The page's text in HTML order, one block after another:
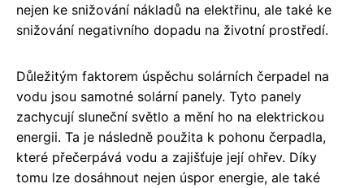
nejen ke snižování nákladů na elektřinu, ale také ke
snižování negativního dopadu na životní prostředí.
Důležitým faktorem úspěchu solárních čerpadel na
vodu jsou samotné solární panely. Tyto panely
zachycují sluneční světlo a mění ho na elektrickou
energii. Ta je následně použita k pohonu čerpadla,
které přečerpává vodu a zajišťuje její ohřev. Díky
tomu lze dosáhnout nejen úspor energie, ale také